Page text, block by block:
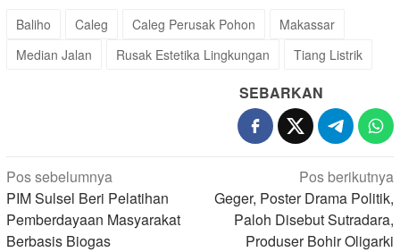
Baliho Caleg Caleg Perusak Pohon
Makassar
Median Jalan
Rusak Estetika Lingkungan Tiang Listrik
SEBARKAN
Navigasi
pos
Pos sebelumnya
PIM Sulsel Beri Pelatihan
Pemberdayaan Masyarakat
Berbasis Biogas
Pos berikutnya
Geger, Poster Drama Politik,
Paloh Disebut Sutradara,
Produser Bohir Oligarki